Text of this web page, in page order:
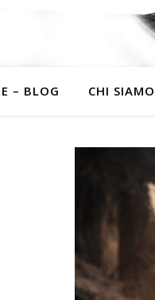
– BLOG CHI SIAMO